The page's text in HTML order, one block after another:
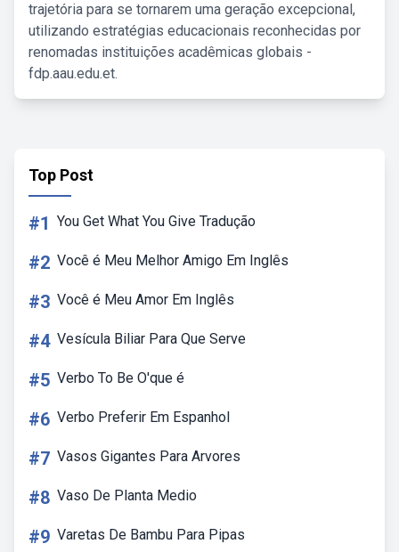
trajetória para se tornarem uma geração excepcional,
utilizando estratégias educacionais reconhecidas por
renomadas instituições acadêmicas globais -
fdp.aau.edu.et.
Top Post
#1 You Get What You Give Tradução
#2 Você é Meu Melhor Amigo Em Inglês
#3 Você é Meu Amor Em Inglês
#4 Vesícula Biliar Para Que Serve
#5 Verbo To Be O'que é
#6 Verbo Preferir Em Espanhol
#7 Vasos Gigantes Para Arvores
#8 Vaso De Planta Medio
#9 Varetas De Bambu Para Pipas